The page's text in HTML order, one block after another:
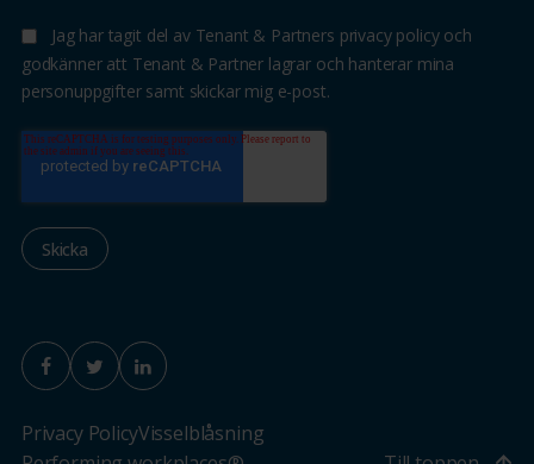
Jag har tagit del av Tenant & Partners privacy policy och
godkänner att Tenant & Partner lagrar och hanterar mina
personuppgifter samt skickar mig e-post.
Privacy PolicyVisselblåsning